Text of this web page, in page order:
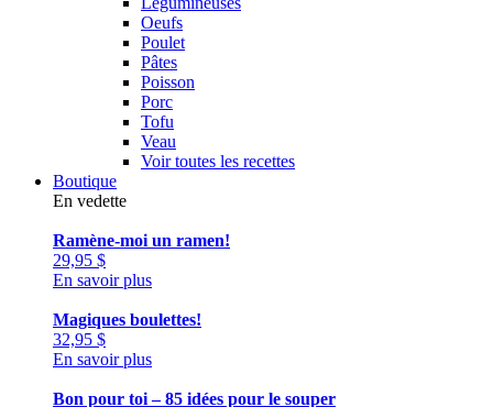
Oeufs
Poulet
Pâtes
Poisson
Porc
Tofu
Veau
Voir toutes les recettes
Boutique
En vedette
Ramène-moi un ramen!
29,95 $
En savoir plus
Magiques boulettes!
32,95 $
En savoir plus
Bon pour toi – 85 idées pour le souper